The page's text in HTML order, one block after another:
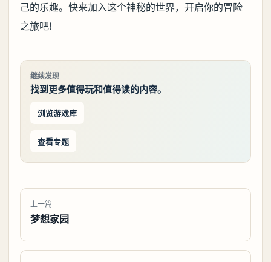
己的乐趣。快来加入这个神秘的世界，开启你的冒险
之旅吧!
继续发现
找到更多值得玩和值得读的内容。
浏览游戏库
查看专题
上一篇
梦想家园